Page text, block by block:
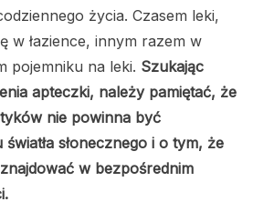
życia. Czasem leki,
w łazience, innym razem w
pojemniku na leki. Szukając
apteczki, należy pamiętać, że
nie powinna być
światła słonecznego i o tym, że
w bezpośrednim